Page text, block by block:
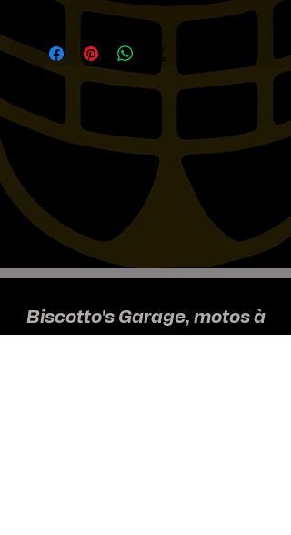
disponible en 3 couleurs /
sélectionnez le bon vélo
Biscotto's Garage, motos à